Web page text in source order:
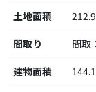
土地面積
間取り
間取
建物面積